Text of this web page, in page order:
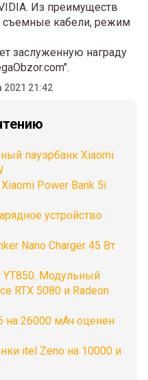
Из преимуществ
съемные кабели, режим
заслуженную награду
2021 21:42
пауэрбанк Xiaomi
Power Bank 5i
устройство
Nano Charger 45 Вт
YT850. Модульный
RTX 5080 и Radeon
на 26000 мАч оценен
itel Zeno на 10000 и